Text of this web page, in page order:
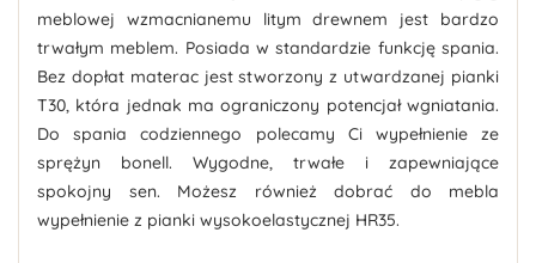
meblowej wzmacnianemu litym drewnem jest bardzo
trwałym meblem. Posiada w standardzie funkcję spania.
Bez dopłat materac jest stworzony z utwardzanej pianki
T30, która jednak ma ograniczony potencjał wgniatania.
Do spania codziennego polecamy Ci wypełnienie ze
sprężyn bonell. Wygodne, trwałe i zapewniające
spokojny sen. Możesz również dobrać do mebla
wypełnienie z pianki wysokoelastycznej HR35.